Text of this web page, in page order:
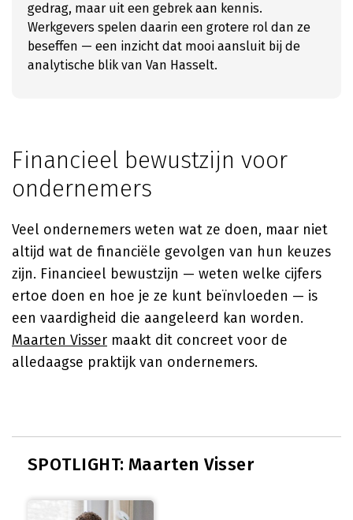
gedrag, maar uit een gebrek aan kennis.
Werkgevers spelen daarin een grotere rol dan ze
beseffen — een inzicht dat mooi aansluit bij de
analytische blik van Van Hasselt.
Financieel bewustzijn voor
ondernemers
Veel ondernemers weten wat ze doen, maar niet
altijd wat de financiële gevolgen van hun keuzes
zijn. Financieel bewustzijn — weten welke cijfers
ertoe doen en hoe je ze kunt beïnvloeden — is
een vaardigheid die aangeleerd kan worden.
Maarten Visser maakt dit concreet voor de
alledaagse praktijk van ondernemers.
SPOTLIGHT: Maarten Visser